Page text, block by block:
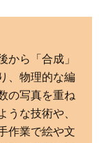
から「合成」
、物理的な編
の写真を重ね
うな技術や、
作業で絵や文